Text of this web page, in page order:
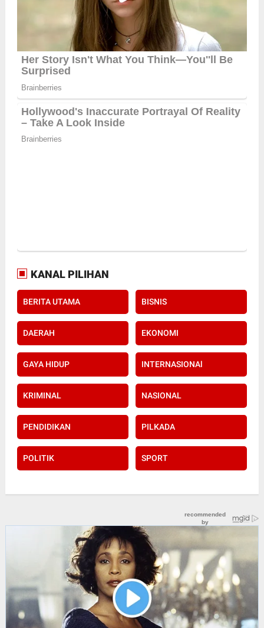
KANAL PILIHAN
BERITA UTAMA BISNIS
DAERAH EKONOMI
GAYA HIDUP INTERNASIONAl
KRIMINAL NASIONAL
PENDIDIKAN PILKADA
POLITIK SPORT